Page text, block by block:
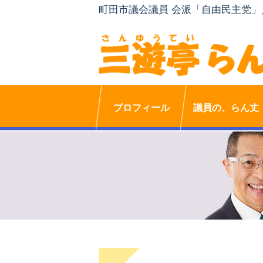
町田市議会議員 会派「自由民主党
プロフィール 議員の、らん丈